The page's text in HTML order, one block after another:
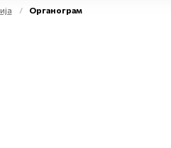
Органограм